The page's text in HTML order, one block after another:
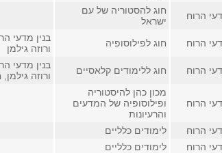
הרוח
חוג להסטוריה של עם
ישראל
הרוח חוג לפילוסופיה
בנין מדעי
ורוזה גילמן
הרוח חוג ללימודים קלאסיים
בנין מדעי
ורוזה גילמן,
הרוח
מכון כהן להיסטוריה
ופילוסופיה של המדעים
והרעיונות
הרוח
לימודים כלליים
הרוח לימודים כלליים